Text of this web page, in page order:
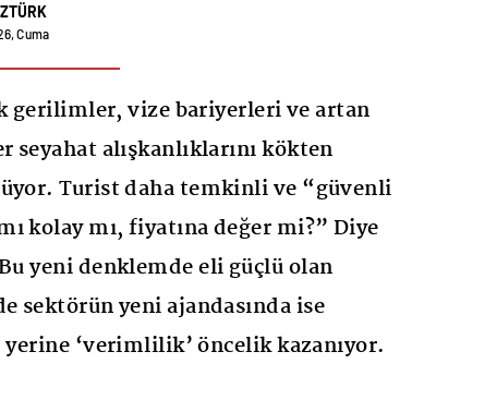
Cuma
gerilimler, vize bariyerleri ve artan
seyahat alışkanlıklarını kökten
Turist daha temkinli ve “güvenli
kolay mı, fiyatına değer mi?” Diye
yeni denklemde eli güçlü olan
sektörün yeni ajandasında ise
yerine ‘verimlilik’ öncelik kazanıyor.